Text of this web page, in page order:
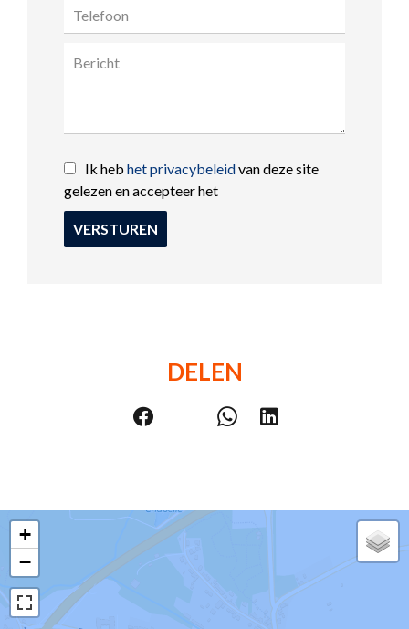
Ik heb het privacybeleidvan deze site
gelezen en accepteer het
VERSTUREN
DELEN
+
−